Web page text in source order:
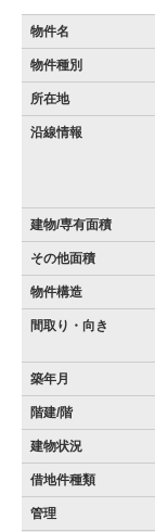
物件名
物件種別
所在地
沿線情報
建物/専有面積
その他面積
物件構造
間取り・向き
築年月
階建/階
建物状況
借地件種類
管理